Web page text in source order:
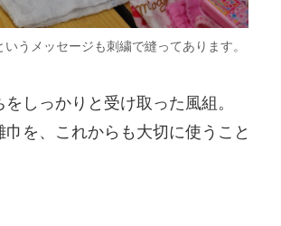
いうメッセージも刺繍で縫ってあります。
しっかりと受け取った風組。
巾を、これからも大切に使うこと